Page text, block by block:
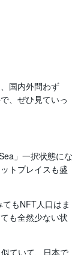
国内外問わず
、ぜひ見ていっ
」一択状態にな
トプレイスも盛
もNFT人口はま
も全然少ない状
ていて、日本で